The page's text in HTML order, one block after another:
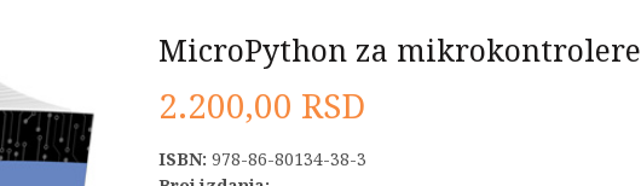
MicroPython za mikrokontrolere
2.200,00 RSD
ISBN: 978-86-80134-38-3